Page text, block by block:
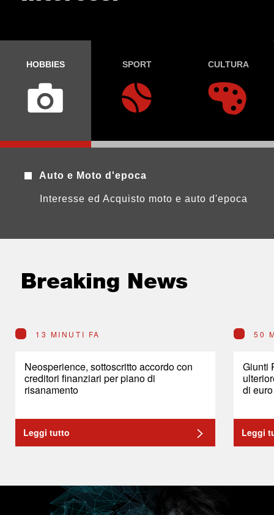
HOBBIES SPORT CULTURA
Auto e Moto d'epoca
Interesse ed Acquisto moto e auto d'epoca
Breaking News
13 MINUTI FA
Neosperience, sottoscritto accordo con
creditori finanziari per piano di
risanamento
Leggi tutto
50
Giunti
di euro
Leggi